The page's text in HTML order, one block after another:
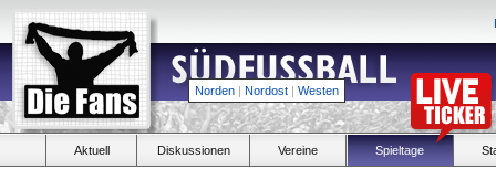
Norden | Nordost | Westen
Aktuell Diskussionen Vereine Spieltage